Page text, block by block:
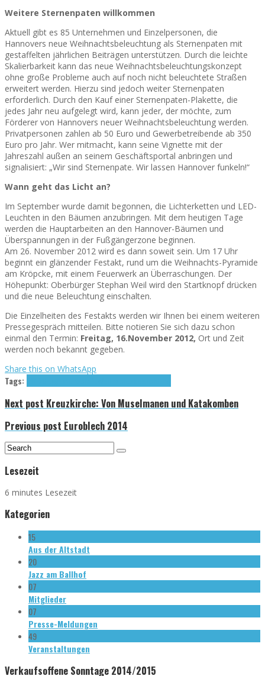
Weitere Sternenpaten willkommen
Aktuell gibt es 85 Unternehmen und Einzelpersonen, die
Hannovers neue Weihnachtsbeleuchtung als Sternenpaten mit
gestaffelten jährlichen Beiträgen unterstützen. Durch die leichte
Skalierbarkeit kann das neue Weihnachtsbeleuchtungskonzept
ohne große Probleme auch auf noch nicht beleuchtete Straßen
erweitert werden. Hierzu sind jedoch weiter Sternenpaten
erforderlich. Durch den Kauf einer Sternenpaten-Plakette, die
jedes Jahr neu aufgelegt wird, kann jeder, der möchte, zum
Förderer von Hannovers neuer Weihnachtsbeleuchtung werden.
Privatpersonen zahlen ab 50 Euro und Gewerbetreibende ab 350
Euro pro Jahr. Wer mitmacht, kann seine Vignette mit der
Jahreszahl außen an seinem Geschäftsportal anbringen und
signalisiert: „Wir sind Sternenpate. Wir lassen Hannover funkeln!“
Wann geht das Licht an?
Im September wurde damit begonnen, die Lichterketten und LED-
Leuchten in den Bäumen anzubringen. Mit dem heutigen Tage
werden die Hauptarbeiten an den Hannover-Bäumen und
Überspannungen in der Fußgängerzone beginnen.
Am 26. November 2012 wird es dann soweit sein. Um 17 Uhr
beginnt ein glänzender Festakt, rund um die Weihnachts-Pyramide
am Kröpcke, mit einem Feuerwerk an Überraschungen. Der
Höhepunkt: Oberbürger Stephan Weil wird den Startknopf drücken
und die neue Beleuchtung einschalten.
Die Einzelheiten des Festakts werden wir Ihnen bei einem weiteren
Pressegespräch mitteilen. Bitte notieren Sie sich dazu schon
einmal den Termin: Freitag, 16.November 2012, Ort und Zeit
werden noch bekannt gegeben.
Share this on WhatsApp
Tags:
Next post Kreuzkirche: Von Muselmanen und Katakomben
Previous post Euroblech 2014
Lesezeit
6 minutes Lesezeit
Kategorien
15
Aus der Altstadt
20
Jazz am Ballhof
07
Mitglieder
07
Presse-Meldungen
49
Veranstaltungen
Verkaufsoffene Sonntage 2014/2015